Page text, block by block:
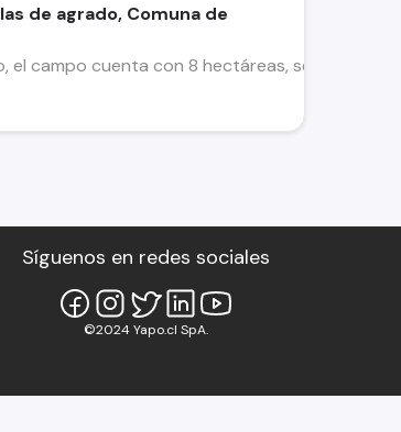
de agrado, Comuna de
el campo cuenta con 8 hectáreas, se
Síguenos en redes sociales
©2024 Yapo.cl SpA.